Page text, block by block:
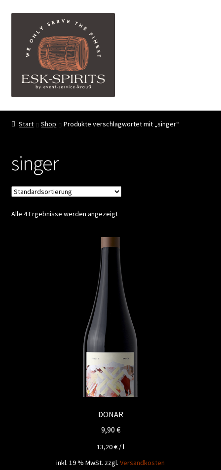
Navigation
springen
springen
ESK-SPIRITS ihr Partner für exquisite Spirituosen
Shop
My account
FAQ
Start Shop Produkte verschlagwortet mit „singer“
singer
Alle 4 Ergebnisse werden angezeigt
DONAR
9,90 €
13,20€ /l
inkl. 19 % MwSt. zzgl. Versandkosten